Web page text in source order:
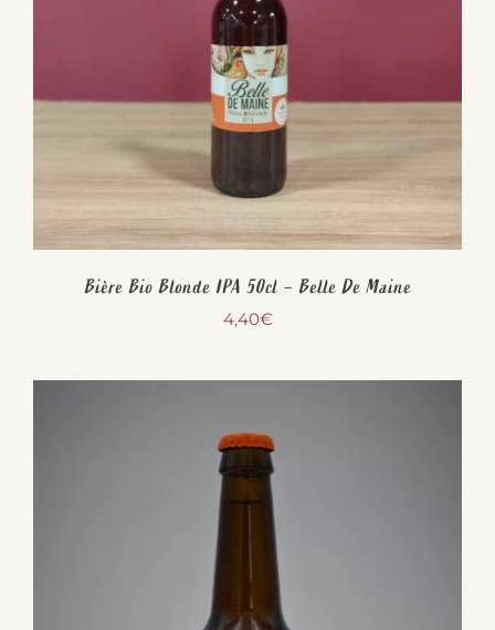
Bière Bio Blonde IPA 50cl – Belle De Maine
4,40€